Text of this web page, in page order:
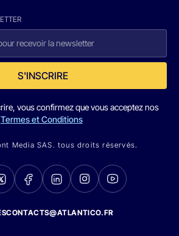
S'INSCRIRE
vous confirmez que vous acceptez nos
Termes et Conditions
Media SAS. tous droits réservés.